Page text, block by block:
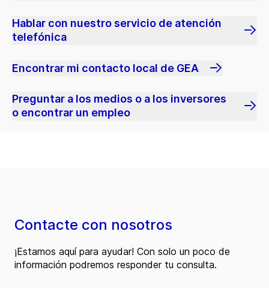
Hablar con nuestro servicio de atención
telefónica
Encontrar mi contacto local de GEA
Preguntar a los medios o a los inversores
o encontrar un empleo
Contacte con nosotros
¡Estamos aquí para ayudar! Con solo un poco de
información podremos responder tu consulta.